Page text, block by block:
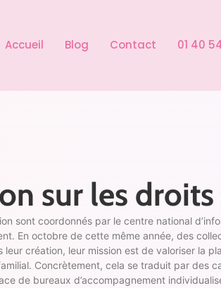
Accueil Blog Contact 01 40
sur les
sont coordonnés par le centre national
En octobre de cette même année, des
leur création, leur mission est de valoriser la
Concrètement, cela se traduit par des
de bureaux d’accompagnement